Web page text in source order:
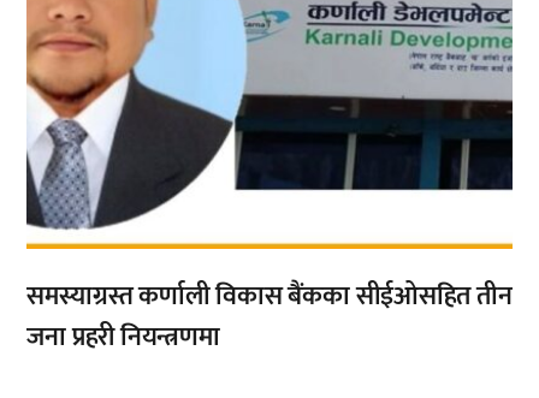
समस्याग्रस्त कर्णाली विकास बैंकका सीईओसहित तीन
जना प्रहरी नियन्त्रणमा